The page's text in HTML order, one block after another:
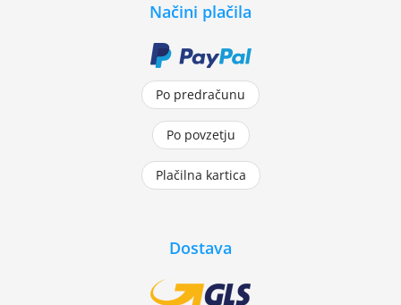
Načini plačila
Po predračunu
Po povzetju
Plačilna kartica
Dostava